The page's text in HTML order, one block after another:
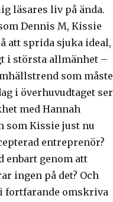
läsares liv på ända.
Dennis M, Kissie
att sprida sjuka ideal,
i största allmänhet –
som måste
i överhuvudtaget ser
med Hannah
som Kissie just nu
entreprenör?
enbart genom att
ingen på det? Och
fortfarande omskriva